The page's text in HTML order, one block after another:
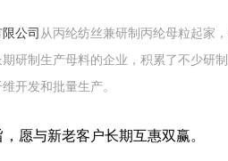
公司 从丙纶纺丝兼研制丙纶母粒起家
研制生产母料的企业，积累了不少研
开发和批量生产。
愿与新老客户长期互惠双赢。